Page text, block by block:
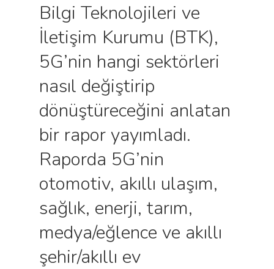
Bilgi Teknolojileri ve
İletişim Kurumu (BTK),
5G’nin hangi sektörleri
nasıl değiştirip
dönüştüreceğini anlatan
bir rapor yayımladı.
Raporda 5G’nin
otomotiv, akıllı ulaşım,
sağlık, enerji, tarım,
medya/eğlence ve akıllı
şehir/akıllı ev